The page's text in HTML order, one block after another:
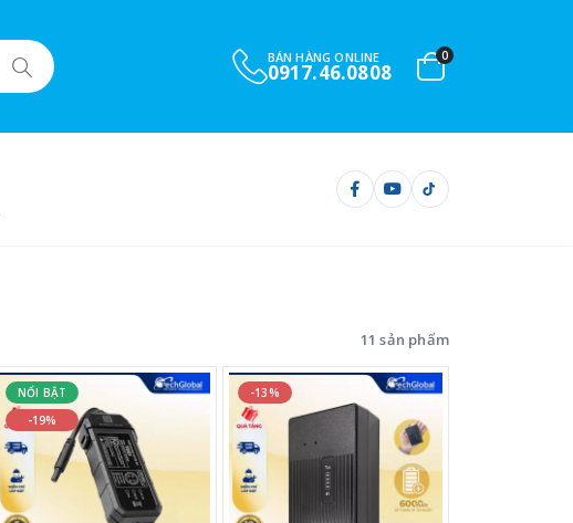
BÁN HÀNG ONLINE
0917.46.0808
0
11 sản phẩm
NỔI BẬT
-19%
-13%